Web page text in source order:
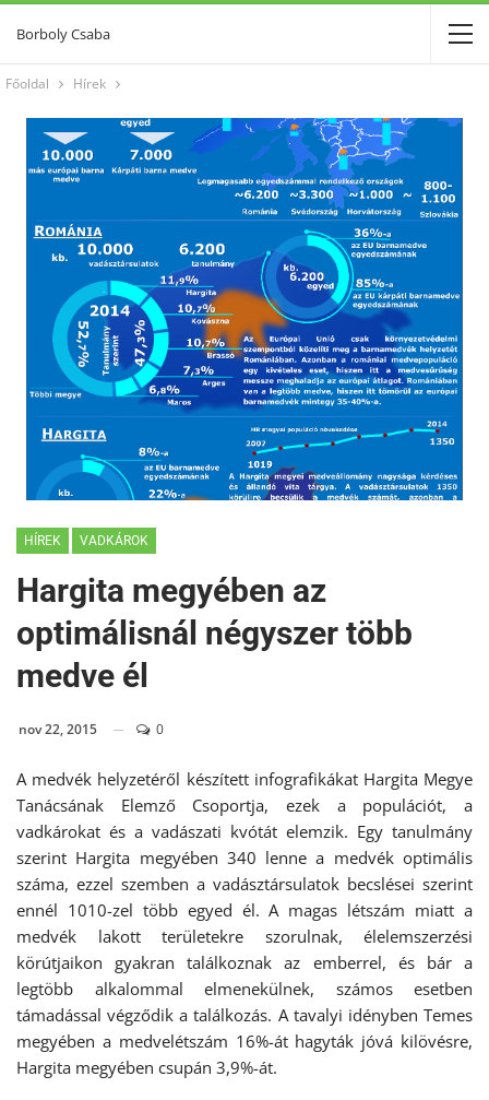
Borboly Csaba
Főoldal Hírek
HÍREK VADKÁROK
Hargita megyében az
optimálisnál négyszer több
medve él
nov 22, 2015 0
A medvék helyzetéről készített infografikákat Hargita Megye
Tanácsának Elemző Csoportja, ezek a populációt, a
vadkárokat és a vadászati kvótát elemzik. Egy tanulmány
szerint Hargita megyében 340 lenne a medvék optimális
száma, ezzel szemben a vadásztársulatok becslései szerint
ennél 1010-zel több egyed él. A magas létszám miatt a
medvék lakott területekre szorulnak, élelemszerzési
körútjaikon gyakran találkoznak az emberrel, és bár a
legtöbb alkalommal elmenekülnek, számos esetben
támadással végződik a találkozás. A tavalyi idényben Temes
megyében a medvelétszám 16%-át hagyták jóvá kilövésre,
Hargita megyében csupán 3,9%-át.